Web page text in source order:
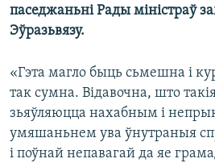
паседжаньні Рады міністраў
Эўразьвязу.
«Гэта магло быць сьмешна і
так сумна. Відавочна, што
зьяўляюцца нахабным і
умяшаньнем ува ўнутраныя
і поўнай непавагай да яе